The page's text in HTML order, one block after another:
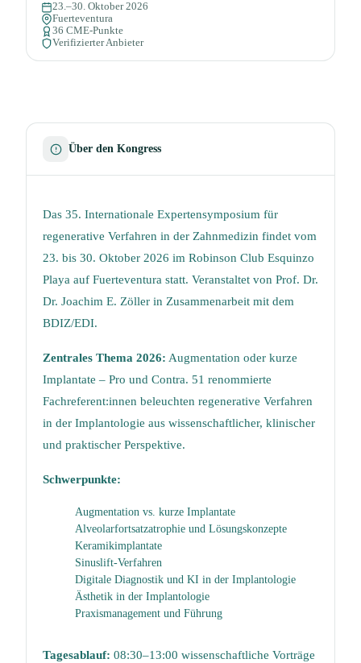
Über den Kongress
Das 35. Internationale Expertensymposium für
regenerative Verfahren in der Zahnmedizin findet vom
23. bis 30. Oktober 2026 im Robinson Club Esquinzo
Playa auf Fuerteventura statt. Veranstaltet von Prof. Dr.
Dr. Joachim E. Zöller in Zusammenarbeit mit dem
BDIZ/EDI.
Zentrales Thema 2026: Augmentation oder kurze
Implantate – Pro und Contra. 51 renommierte
Fachreferent:innen beleuchten regenerative Verfahren
in der Implantologie aus wissenschaftlicher, klinischer
und praktischer Perspektive.
Schwerpunkte:
Augmentation vs. kurze Implantate
Alveolarfortsatzatrophie und Lösungskonzepte
Keramikimplantate
Sinuslift-Verfahren
Digitale Diagnostik und KI in der Implantologie
Ästhetik in der Implantologie
Praxismanagement und Führung
Tagesablauf: 08:30–13:00 wissenschaftliche Vorträge
23.–30. Oktober 2026
Fuerteventura
36 CME-Punkte
Verifizierter Anbieter